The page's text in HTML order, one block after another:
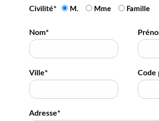
Civilité* M. Mme Famille
Nom*
Ville* Code
Adresse*